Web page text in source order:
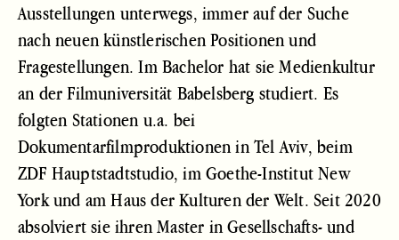
Ausstellungen unterwegs, immer auf der Suche
nach neuen künstlerischen Positionen und
Fragestellungen. Im Bachelor hat sie Medienkultur
an der Filmuniversität Babelsberg studiert. Es
folgten Stationen u.a. bei
Dokumentarfilmproduktionen in Tel Aviv, beim
ZDF Hauptstadtstudio, im Goethe-Institut New
York und am Haus der Kulturen der Welt. Seit 2020
absolviert sie ihren Master in Gesellschafts- und